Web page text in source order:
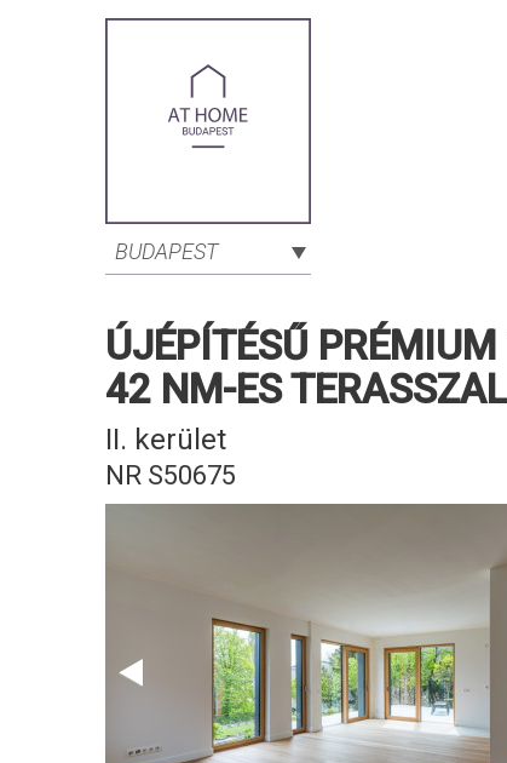
BUDAPEST
ÚJÉPÍTÉSŰ
42 NM-ES
II. kerület
NR S50675